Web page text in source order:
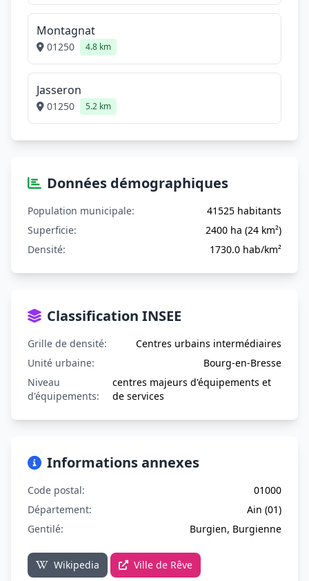
Montagnat
01250 4.8 km
Jasseron
01250 5.2 km
Données démographiques
Population municipale:
41525 habitants
Superficie:
2400 ha (24 km²)
Densité:
1730.0 hab/km²
Classification INSEE
Grille de densité:
Centres urbains intermédiaires
Unité urbaine:
Bourg-en-Bresse
Niveau
d'équipements:
centres majeurs d'équipements et
de services
Informations annexes
Code postal:
01000
Département:
Ain (01)
Gentilé:
Burgien, Burgienne
Wikipedia Ville de Rêve